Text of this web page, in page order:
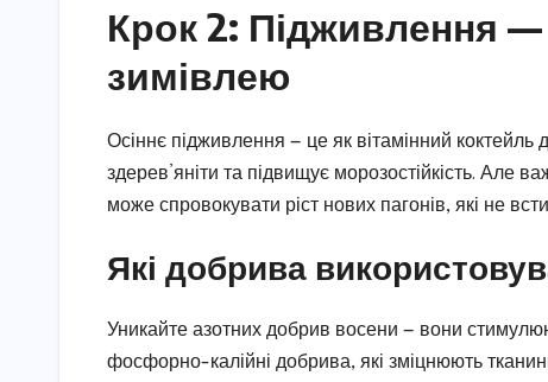
Крок 2: Підживлення —
зимівлею
Осіннє підживлення — це як вітамінний
здерев’яніти та підвищує морозостійкість. Але
може спровокувати ріст нових пагонів, які не
Які добрива
Уникайте азотних добрив восени — вони
фосфорно-калійні добрива, які зміцнюють